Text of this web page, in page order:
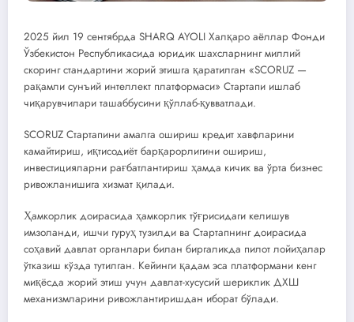
2025 йил 19 сентябрда SHARQ AYOLI Халқаро аёллар Фонди
Ўзбекистон Республикасида юридик шахсларнинг миллий
скоринг стандартини жорий этишга қаратилган «SCORUZ —
рақамли сунъий интеллект платформаси» Стартапи ишлаб
чиқарувчилари ташаббусини қўллаб-қувватлади.
SCORUZ Стартапини амалга ошириш кредит хавфларини
камайтириш, иқтисодиёт барқарорлигини ошириш,
инвестицияларни рағбатлантириш ҳамда кичик ва ўрта бизнес
ривожланишига хизмат қилади.
Ҳамкорлик доирасида ҳамкорлик тўғрисидаги келишув
имзоланди, ишчи гуруҳ тузилди ва Стартапнинг доирасида
соҳавий давлат органлари билан биргаликда пилот лойиҳалар
ўтказиш кўзда тутилган. Кейинги қадам эса платформани кенг
миқёсда жорий этиш учун давлат-хусусий шериклик ДХШ
механизмларини ривожлантиришдан иборат бўлади.